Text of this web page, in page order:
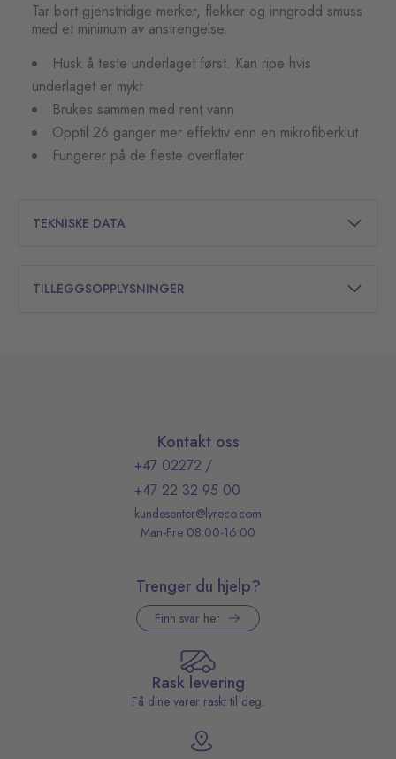
Tar bort gjenstridige merker, flekker og inngrodd smuss
med et minimum av anstrengelse.
Husk å teste underlaget først. Kan ripe hvis
underlaget er mykt
Brukes sammen med rent vann
Opptil 26 ganger mer effektiv enn en mikrofiberklut
Fungerer på de fleste overflater
TEKNISKE DATA
TILLEGGSOPPLYSNINGER
Kontakt oss
+47 02272 /
+47 22 32 95 00
kundesenter@lyreco.com
Man-Fre 08:00-16:00
Trenger du hjelp?
Finn svar her
Rask levering
Få dine varer raskt til deg.